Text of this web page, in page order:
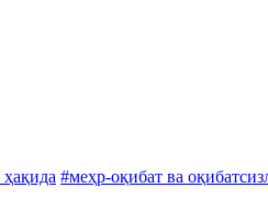
#меҳр-оқибат ва